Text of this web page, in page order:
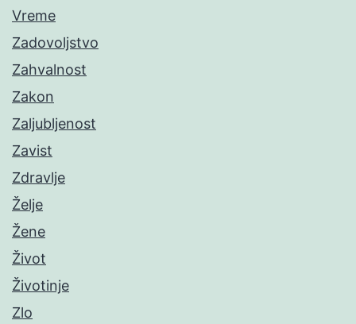
Vreme
Zadovoljstvo
Zahvalnost
Zakon
Zaljubljenost
Zavist
Zdravlje
Želje
Žene
Život
Životinje
Zlo